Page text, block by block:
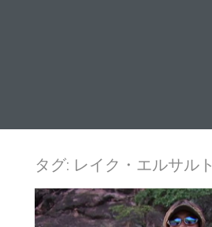
タグ: レイク・エルサルト